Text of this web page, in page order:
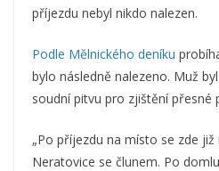
příjezdu nebyl nikdo nalezen.
Podle Mělnického deníku
bylo následně nalezeno. Muž
soudní pitvu pro zjištění přesné
„Po příjezdu na místo se zde
Neratovice se člunem. Po